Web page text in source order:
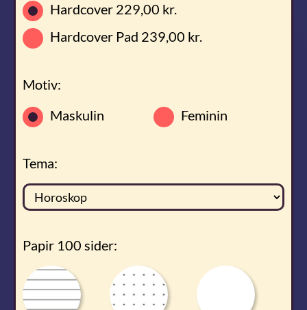
Hardcover 229,00 kr.
Hardcover Pad 239,00 kr.
Motiv:
Maskulin
Feminin
Tema:
Papir 100 sider: